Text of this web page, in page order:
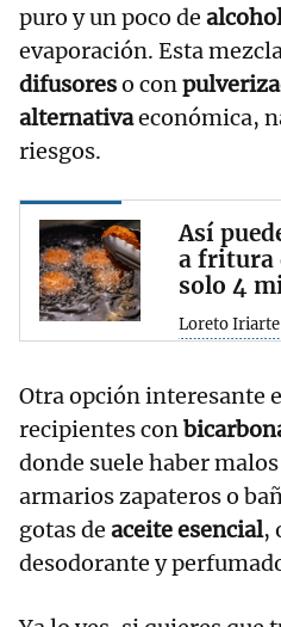
puro y un poco de
evaporación. Esta
difusoreso con
alternativaeconómica,
riesgos.
Así
a fritura
solo 4
Loreto Iriarte
Otra opción interesante
recipientes con
donde suele haber
armarios zapateros o
gotas de aceite esencial,
desodorante y